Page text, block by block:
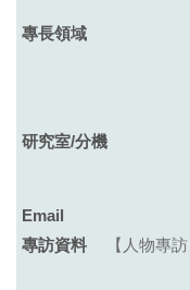
【人物專